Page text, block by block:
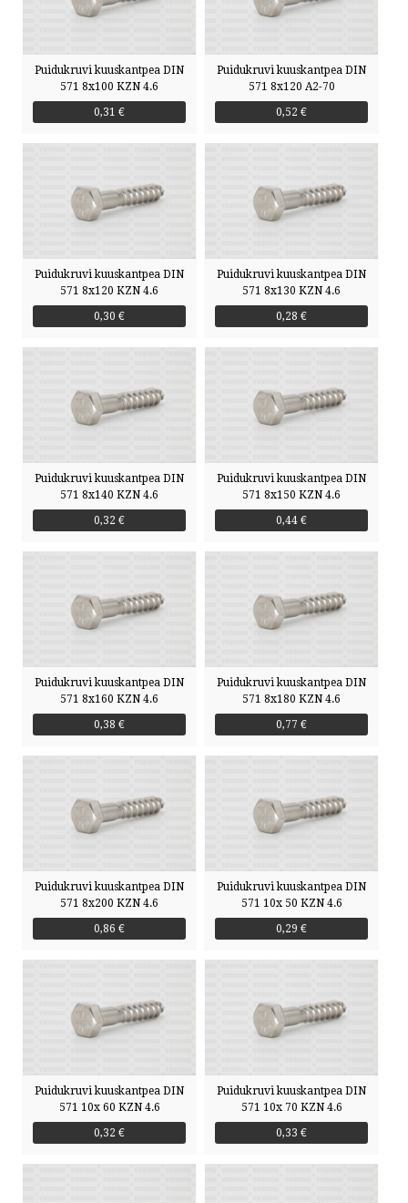
Puidukruvi kuuskantpea DIN
571 8x100 KZN 4.6
0,31 €
Puidukruvi kuuskantpea DIN
571 8x120 A2-70
0,52 €
Puidukruvi kuuskantpea DIN
571 8x120 KZN 4.6
0,30 €
Puidukruvi kuuskantpea DIN
571 8x130 KZN 4.6
0,28 €
Puidukruvi kuuskantpea DIN
571 8x140 KZN 4.6
0,32 €
Puidukruvi kuuskantpea DIN
571 8x150 KZN 4.6
0,44 €
Puidukruvi kuuskantpea DIN
571 8x160 KZN 4.6
0,38 €
Puidukruvi kuuskantpea DIN
571 8x180 KZN 4.6
0,77 €
Puidukruvi kuuskantpea DIN
571 8x200 KZN 4.6
0,86 €
Puidukruvi kuuskantpea DIN
571 10x 50 KZN 4.6
0,29 €
Puidukruvi kuuskantpea DIN
571 10x 60 KZN 4.6
0,32 €
Puidukruvi kuuskantpea DIN
571 10x 70 KZN 4.6
0,33 €